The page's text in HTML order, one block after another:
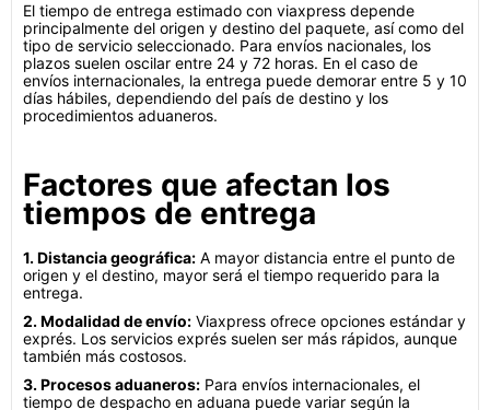
El tiempo de entrega estimado con viaxpress depende
principalmente del origen y destino del paquete, así como del
tipo de servicio seleccionado. Para envíos nacionales, los
plazos suelen oscilar entre 24 y 72 horas. En el caso de
envíos internacionales, la entrega puede demorar entre 5 y 10
días hábiles, dependiendo del país de destino y los
procedimientos aduaneros.
Factores que afectan los
tiempos de entrega
1. Distancia geográfica: A mayor distancia entre el punto de
origen y el destino, mayor será el tiempo requerido para la
entrega.
2. Modalidad de envío: Viaxpress ofrece opciones estándar y
exprés. Los servicios exprés suelen ser más rápidos, aunque
también más costosos.
3. Procesos aduaneros: Para envíos internacionales, el
tiempo de despacho en aduana puede variar según la